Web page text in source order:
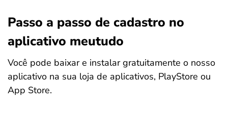
Passo a passo de cadastro no
aplicativo meutudo
Você pode baixar e instalar gratuitamente o nosso
aplicativo na sua loja de aplicativos, PlayStore ou
App Store.